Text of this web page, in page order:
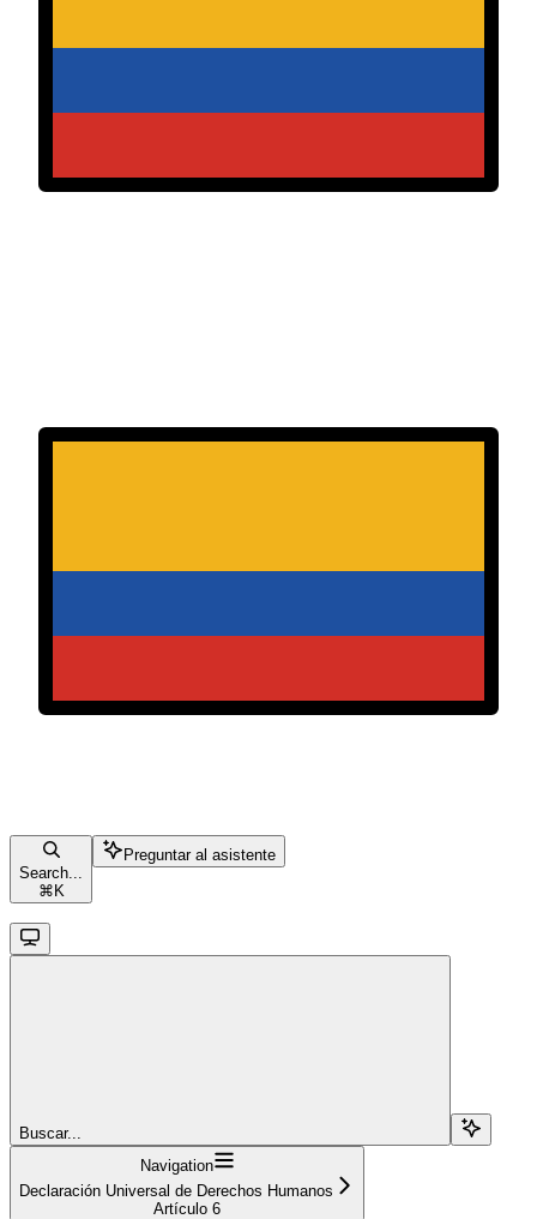
Search...
⌘ K
Preguntar al asistente
Buscar...
Navigation
Declaración Universal de Derechos Humanos
Artículo 6